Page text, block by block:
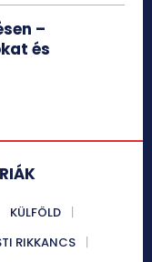
–
és
KÜLFÖLD
RIKKANCS